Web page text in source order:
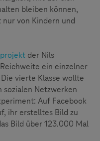
bleiben können,
von Kindern und
der Nils
ein einzelner
vierte Klasse wollte
sozialen Netzwerken
Auf Facebook
ihr erstelltes Bild zu
Bild über 123.000 Mal